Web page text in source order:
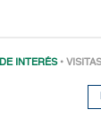
DE INTERÉS •